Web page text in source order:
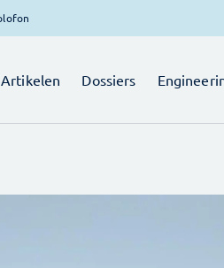
Artikelen Dossiers